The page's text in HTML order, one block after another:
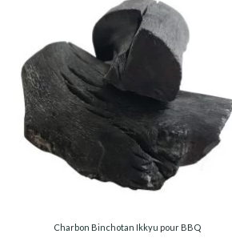
Charbon Binchotan Ikkyu pour BBQ